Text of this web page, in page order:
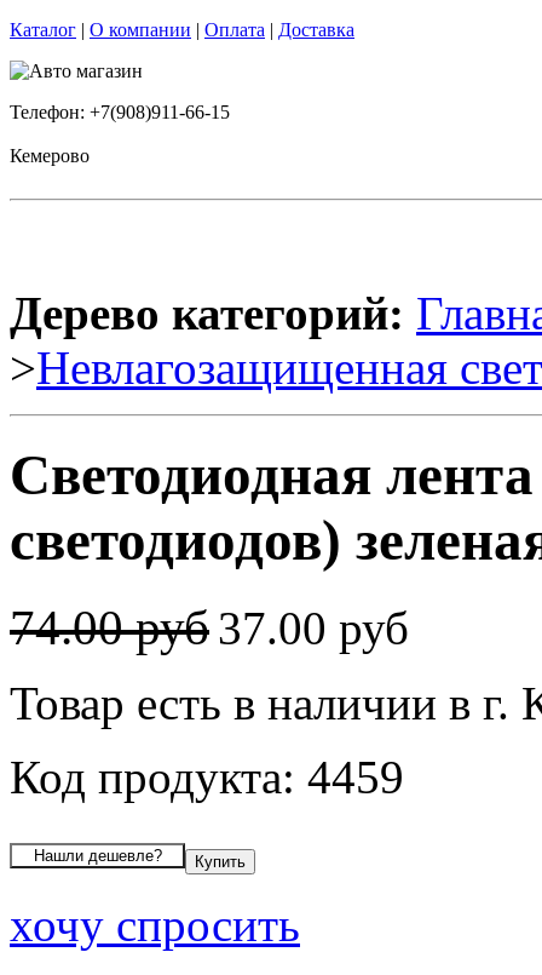
Каталог | О компании | Оплата | Доставка
Телефон: +7(908)911-66-15
Кемерово
Дерево категорий:
>Невлагозащищенная
Светодиодная
светодиодов)
74.00 руб37.00 руб
Товар есть в наличии в г.
Код продукта: 4459
хочу спросить